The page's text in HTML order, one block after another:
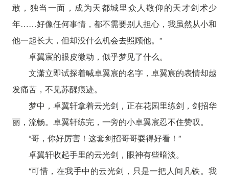
敢，独当一面，成为天都城里众人敬仰的天才剑术少
年……好像任何事情，都不需要别人担心，我虽然从小和
他一起长大，但却没什么机会去照顾他。”
卓翼宸的眼皮微动，似乎梦见了什么。
文潇立即试探着喊卓翼宸的名字，卓翼宸的表情却越
发痛苦，不见苏醒痕迹。
梦中，卓翼轩拿着云光剑，正在花园里练剑，剑招华
丽，流畅。卓翼轩练完，一旁的小卓翼宸忍不住赞叹。
“哥，你好厉害！这套剑招哥哥耍得好看！”
卓翼轩收起手里的云光剑，眼神有些暗淡。
“可惜，在我手中的云光剑，只是一把人间凡铁。我